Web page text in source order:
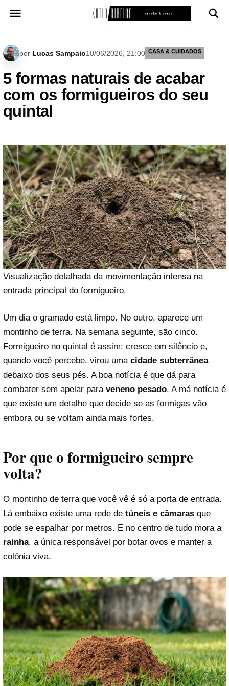
para
por Lucas Sampaio10/06/2026, 21:00 CASA & CUIDADOS
5 formas naturais de acabar
com os formigueiros do seu
quintal
Visualização detalhada da movimentação intensa na
entrada principal do formigueiro.
Um dia o gramado está limpo. No outro, aparece um
montinho de terra. Na semana seguinte, são cinco.
Formigueiro no quintal é assim: cresce em silêncio e,
quando você percebe, virou uma cidade subterrânea
debaixo dos seus pés. A boa notícia é que dá para
combater sem apelar para veneno pesado. A má notícia é
que existe um detalhe que decide se as formigas vão
embora ou se voltam ainda mais fortes.
Por que o formigueiro sempre
volta?
O montinho de terra que você vê é só a porta de entrada.
Lá embaixo existe uma rede de túneis e câmaras que
pode se espalhar por metros. E no centro de tudo mora a
rainha, a única responsável por botar ovos e manter a
colônia viva.